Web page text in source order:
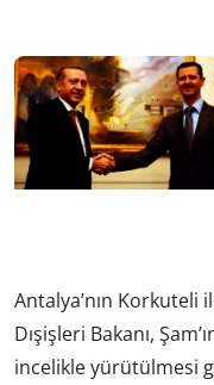
Antalya’nın Korkuteli
Dışişleri Bakanı,
incelikle yürütülmesi